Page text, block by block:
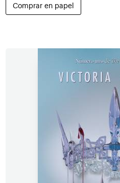
Comprar en papel